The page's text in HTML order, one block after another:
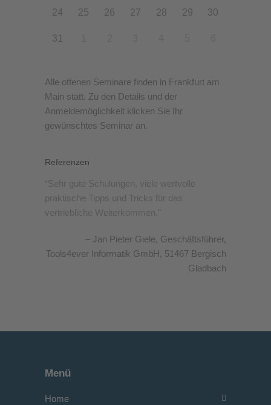
24 25 26 27 28 29 30
31
Alle offenen Seminare finden in Frankfurt am
Main statt. Zu den Details und der
Anmeldemöglichkeit klicken Sie Ihr
gewünschtes Seminar an.
Referenzen
Sehr gute Schulungen, viele wertvolle
praktische Tipps und Tricks für das
vertriebliche Weiterkommen.
Jan Pieter Giele Geschäftsführer
Tools4ever Informatik GmbH, 51467 Bergisch
Gladbach
Menü
Home